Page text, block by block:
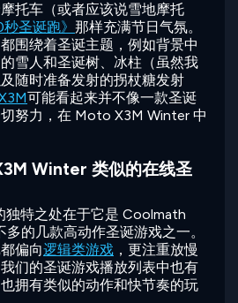
托车（或者应该说雪地摩托
秒圣诞跑》 那样充满节日气氛。
围绕着圣诞主题，例如背景中
雪人和圣诞树、冰柱（虽然我
随时准备发射的拐杖糖发射
可能看起来并不像一款圣诞
努力，在 Moto X3M Winter 中
Winter 类似的在线圣
特之处在于它是 Coolmath
的几款高动作圣诞游戏之一。
偏向逻辑类游戏 ，更注重放慢
们的圣诞游戏播放列表中也有
拥有类似的动作和快节奏的玩